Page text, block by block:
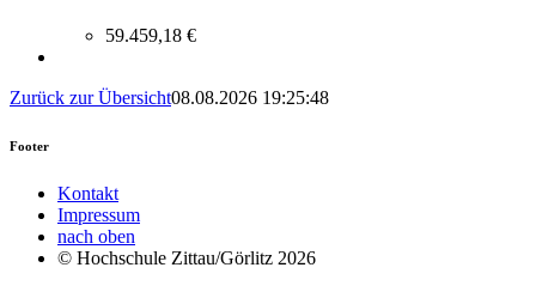
59.459,18 €
Zurück zur Übersicht08.08.2026 19:25:48
Footer
Kontakt
Impressum
nach oben
© Hochschule Zittau/Görlitz 2026